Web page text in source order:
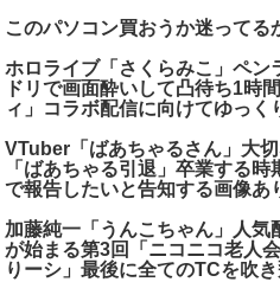
このパソコン買おうか迷ってる
ホロライブ「さくらみこ」ペン
ドリで画面酔いして凸待ち1時
ィ」コラボ配信に向けてゆっく
VTuber「ばあちゃるさん」大
「ばあちゃる引退」卒業する
で報告したいと告知する画像あ
加藤純一「うんこちゃん」人
が始まる第3回「ニコニコ老人
りーシ」最後に全てのTCを吹